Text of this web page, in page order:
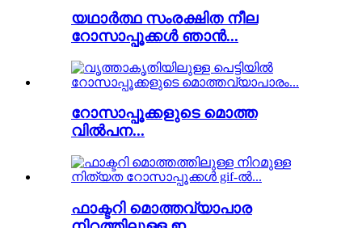
യഥാർത്ഥ സംരക്ഷിത നീല
റോസാപ്പൂക്കൾ ഞാൻ...
റോസാപ്പൂക്കളുടെ മൊത്ത
വിൽപന...
ഫാക്ടറി മൊത്തവ്യാപാര